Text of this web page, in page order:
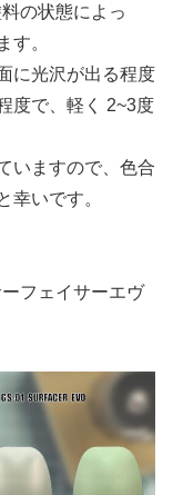
の状態によっ
す。
に光沢が出る程度
度で、軽く 2~3度
いますので、色合
幸いです。
フェイサーエヴ